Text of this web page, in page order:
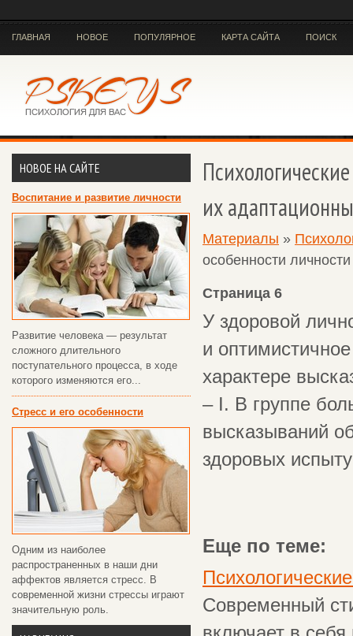
ГЛАВНАЯ НОВОЕ ПОПУЛЯРНОЕ КАРТА САЙТА ПОИСК
НОВОЕ НА САЙТЕ
Воспитание и развитие личности
Развитие человека — результат
сложного длительного
поступательного процесса, в ходе
которого изменяются его...
Стресс и его особенности
Одним из наиболее
распространенных в наши дни
аффектов является стресс. В
современной жизни стрессы играют
значительную роль.
их
Материалы »
особенности
Страница 6
У здоровой
и
характере
– I. В группе
высказываний
здоровых
Еще по теме:
Современный